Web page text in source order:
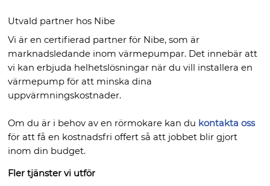
Utvald partner hos Nibe
Vi är en certifierad partner för Nibe, som är
marknadsledande inom värmepumpar. Det innebär att
vi kan erbjuda helhetslösningar när du vill installera en
värmepump för att minska dina
uppvärmningskostnader.
Om du är i behov av en rörmokare kan du kontakta oss
för att få en kostnadsfri offert så att jobbet blir gjort
inom din budget.
Fler tjänster vi utför